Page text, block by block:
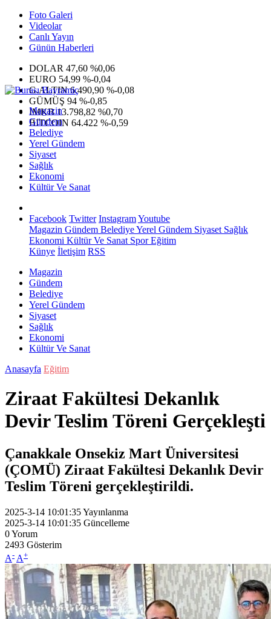
Foto Galeri
Videolar
Canlı Yayın
Günün Haberleri
DOLAR 47,60 %0,06
EURO 54,99 %-0,04
G.ALTIN6.490,90 %-0,08
GÜMÜŞ 94 %-0,85
IMKB13.798,82 %0,70
BITCOIN 64.422 %-0,59
Magazin
Gündem
Belediye
Yerel Gündem
Siyaset
Sağlık
Ekonomi
Kültür Ve Sanat
Facebook Twitter InstagramYoutube
Magazin Gündem BelediyeYerel Gündem Siyaset Sağlık
Ekonomi Kültür Ve Sanat SporEğitim
Künye İletişim RSS
Magazin
Gündem
Belediye
Yerel Gündem
Siyaset
Sağlık
Ekonomi
Kültür Ve Sanat
Anasayfa Eğitim
Ziraat Fakültesi Dekanlık
Devir Teslim Töreni Gerçekleşti
Çanakkale Onsekiz Mart Üniversitesi
(ÇOMÜ) Ziraat Fakültesi Dekanlık Devir
Teslim Töreni gerçekleştirildi.
2025-3-14 10:01:35Yayınlanma
2025-3-14 10:01:35 Güncelleme
0Yorum
2493 Gösterim
A- A+